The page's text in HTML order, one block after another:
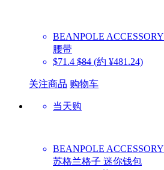
BEANPOLE ACCESSORY
腰带
$71.4 $84 (約 ¥481.24)
关注商品 购物车
当天购
BEANPOLE ACCESSORY
苏格兰格子 迷你钱包